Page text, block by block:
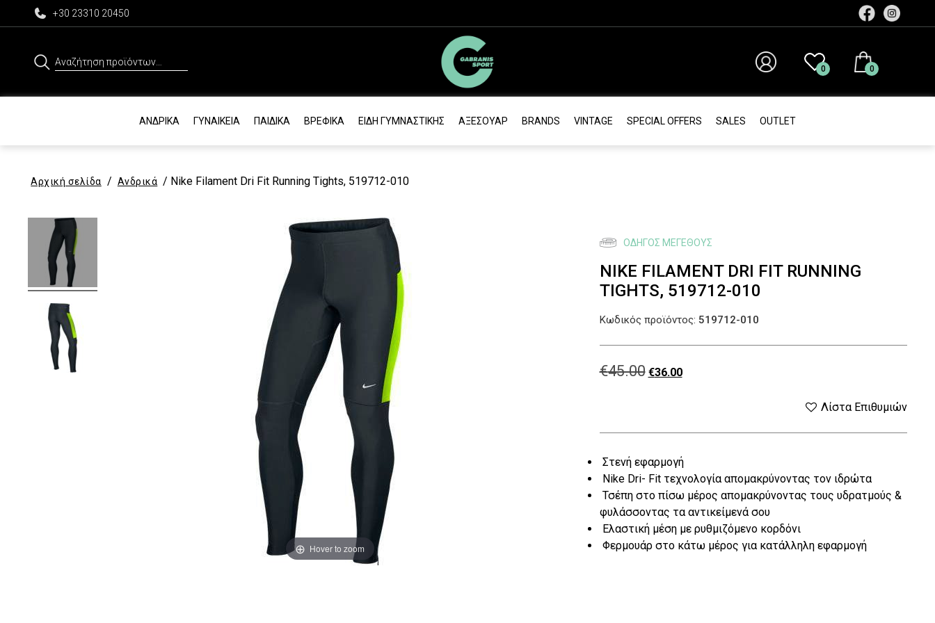
+30 23310 20450
0 0
ΑΝΔΡΙΚΆ ΓΥΝΑΙΚΕΊΑ ΠΑΙΔΙΚΆ ΒΡΕΦΙΚΆ ΕΊΔΗ ΓΥΜΝΑΣΤΙΚΉΣ ΑΞΕΣΟΥΆΡ BRANDS VINTAGE SPECIAL OFFERS SALES ΟUTLET
Αρχική σελίδα / Ανδρικά / Nike Filament Dri Fit Running Tights, 519712-010
Hover to zoom
NIKE FILAMENT DRI FIT RUNNING
TIGHTS, 519712-010
€45.00Original
was:
€45.00.
€36.00Η
τιμή
είναι:
€36.00.
ΟΔΗΓΌΣ ΜΕΓΈΘΟΥΣ
Στενή εφαρμογή
Nike Dri- Fit τεχνολογία απομακρύνοντας τον ιδρώτα
Τσέπη στο πίσω μέρος απομακρύνοντας τους υδρατμούς &
φυλάσσοντας τα αντικείμενά σου
Ελαστική μέση με ρυθμιζόμενο κορδόνι
Φερμουάρ στο κάτω μέρος για κατάλληλη εφαρμογή
Λίστα Επιθυμιών
Κωδικός προϊόντος: 519712-010